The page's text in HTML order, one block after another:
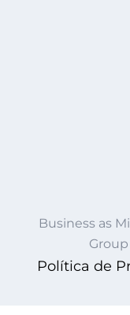
Business as
Group
Política de